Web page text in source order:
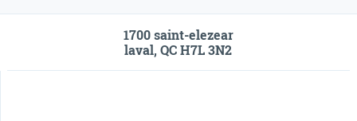
1700 saint-elezear
laval, QC H7L 3N2